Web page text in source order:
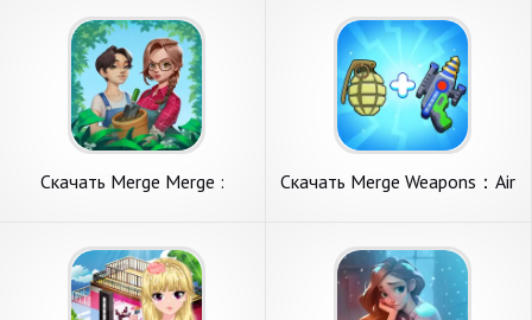
Андроид
Скачать Merge Merge :
на Андроид
Скачать Merge Weapons：Air
на Андроид